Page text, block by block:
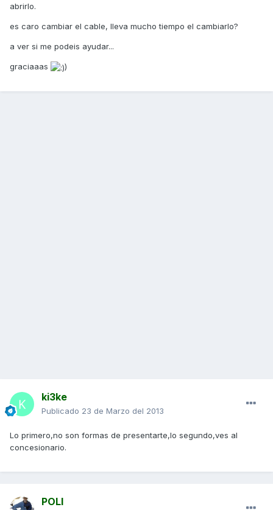
abrirlo.
es caro cambiar el cable, lleva mucho tiempo el cambiarlo?
a ver si me podeis ayudar...
graciaaas )
ki3ke
Publicado 23 de Marzo del 2013
Lo primero,no son formas de presentarte,lo segundo,ves al
concesionario.
POLI